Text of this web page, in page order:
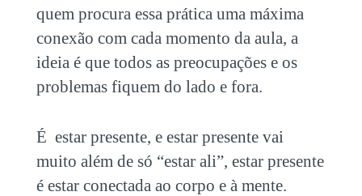
quem procura essa prática uma máxima
conexão com cada momento da aula, a
ideia é que todos as preocupações e os
problemas fiquem do lado e fora.
É estar presente, e estar presente vai
muito além de só “estar ali”, estar presente
é estar conectada ao corpo e à mente.